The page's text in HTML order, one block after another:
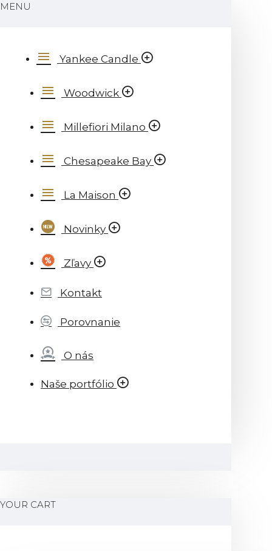
MENU
Yankee Candle
Woodwick
Millefiori Milano
Chesapeake Bay
La Maison
Novinky
Zľavy
Kontakt
Porovnanie
O nás
Naše portfólio
YOUR CART